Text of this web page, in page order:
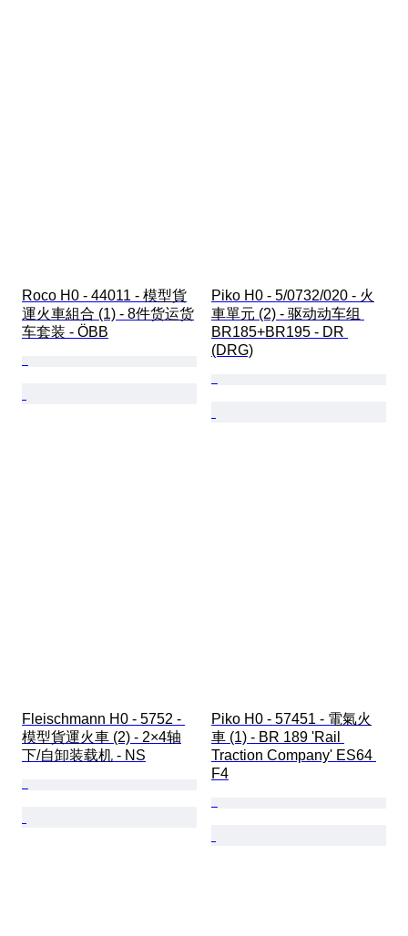
Roco H0 - 44011 - 模型貨
運火車組合 (1) - 8件货运货
车套装 - ÖBB
Piko H0 - 5/0732/020 - 火
車單元 (2) - 驱动动车组
BR185+BR195 - DR
(DRG)
Fleischmann H0 - 5752 -
模型貨運火車 (2) - 2×4轴
下/自卸装载机 - NS
Piko H0 - 57451 - 電氣火
車 (1) - BR 189 'Rail
Traction Company' ES64
F4